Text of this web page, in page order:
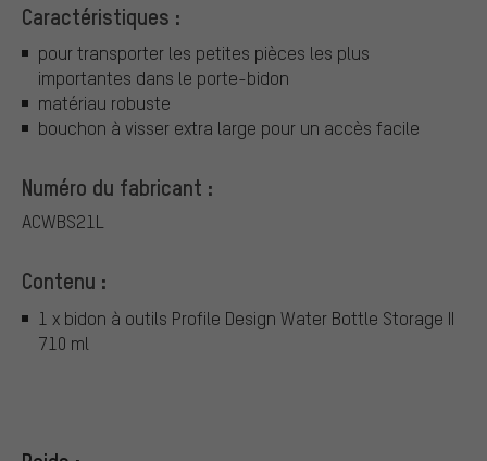
Caractéristiques :
pour transporter les petites pièces les plus
importantes dans le porte-bidon
matériau robuste
bouchon à visser extra large pour un accès facile
Numéro du fabricant :
ACWBS21L
Contenu :
1 x bidon à outils Profile Design Water Bottle Storage II
710 ml